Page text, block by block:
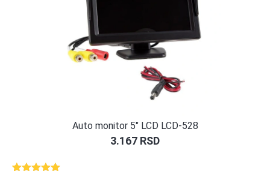
Auto monitor 5″ LCD LCD-528
3.167 RSD